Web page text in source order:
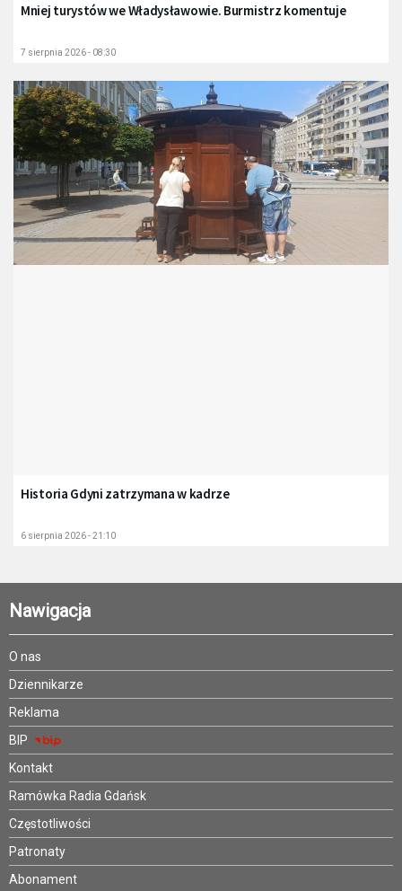
Mniej turystów we Władysławowie. Burmistrz komentuje
7 sierpnia 2026 - 08:30
Historia Gdyni zatrzymana w kadrze
6 sierpnia 2026 - 21:10
Nawigacja
O nas
Dziennikarze
Reklama
BIP
Kontakt
Ramówka Radia Gdańsk
Częstotliwości
Patronaty
Abonament